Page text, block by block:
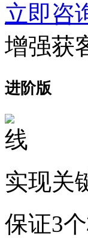
立即咨
增强获
进阶版
实现关
保证3